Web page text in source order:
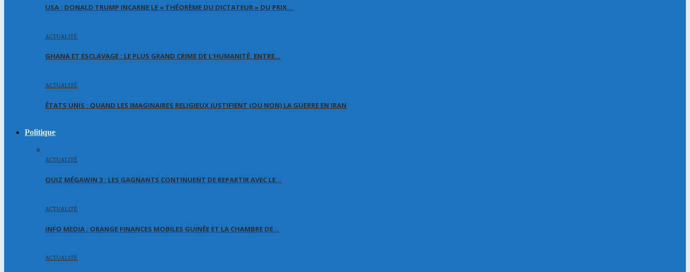
USA : DONALD TRUMP INCARNE LE « THÉORÈME DU DICTATEUR » DU PRIX…
ACTUALITÉ
GHANA ET ESCLAVAGE : LE PLUS GRAND CRIME DE L’HUMANITÉ, ENTRE…
ACTUALITÉ
ÉTATS UNIS : QUAND LES IMAGINAIRES RELIGIEUX JUSTIFIENT (OU NON) LA GUERRE EN IRAN
Politique
ACTUALITÉ
QUIZ MÉGAWIN 3 : LES GAGNANTS CONTINUENT DE REPARTIR AVEC LE…
ACTUALITÉ
INFO MEDIA : ORANGE FINANCES MOBILES GUINÉE ET LA CHAMBRE DE…
ACTUALITÉ